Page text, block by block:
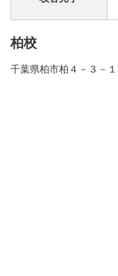
柏校
千葉県柏市柏４－３－１